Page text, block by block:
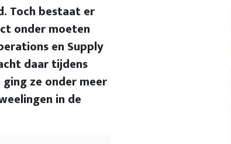
Toch bestaat er
onder moeten
en Supply
daar tijdens
ze onder meer
in de